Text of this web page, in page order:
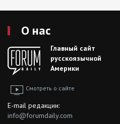
О нас
Главный сайт
русскоязычной
Америки
Смотреть о сайте
E-mail редакции:
info@forumdaily.com